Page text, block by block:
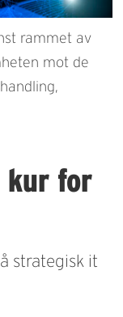
rammet av
mot de
kur for
strategisk it